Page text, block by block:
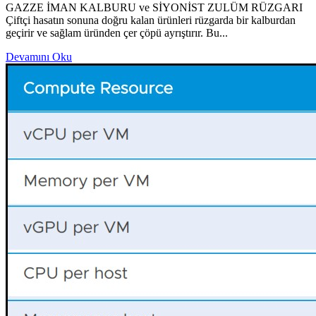
GAZZE İMAN KALBURU ve SİYONİST ZULÜM RÜZGARI
Çiftçi hasatın sonuna doğru kalan ürünleri rüzgarda bir kalburdan
geçirir ve sağlam üründen çer çöpü ayrıştırır. Bu...
Devamını Oku